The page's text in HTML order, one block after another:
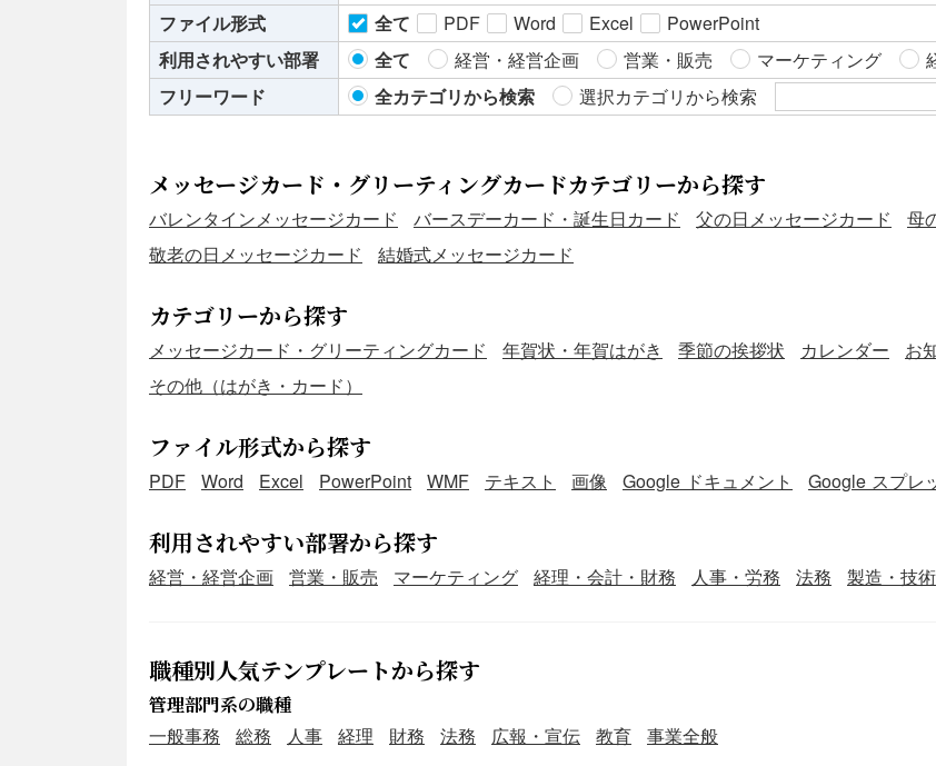
ファイル形式
全て PDF Word Excel
PowerPoint
利用されやすい部署
全て 経営・経営企画 営業・販売 マーケティング
フリーワード
全カテゴリから検索 選択カテゴリから検索
メッセージカード・グリーティングカードカテゴリーから探す
バレンタインメッセージカード バースデーカード・誕生日カード 父の日メッセージカード 母
敬老の日メッセージカード
結婚式メッセージカード
カテゴリーから探す
メッセージカード・グリーティングカード 年賀状・年賀はがき 季節の挨拶状 カレンダー お
その他（はがき・カード）
ファイル形式から探す
PDF Word Excel PowerPoint WMF テキスト 画像 Google ドキュメント Google スプレ
利用されやすい部署から探す
経営・経営企画 営業・販売 マーケティング 経理・会計・財務 人事・労務 法務 製造・技術
職種別人気テンプレートから探す
管理部門系の職種
一般事務
総務 人事 経理 財務 法務 広報・宣伝 教育 事業全般